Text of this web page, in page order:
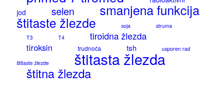
jod
selen smanjena funkcija
štitaste žlezde soja
struma
T3
T4 tiroidna žlezda
tiroksin trudnoća tsh
usporen rad
štitaste žlezde
štitasta žlezda
štitna žlezda